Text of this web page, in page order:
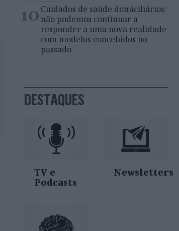
10 Cuidados de saúde domiciliários:
não podemos continuar a
responder a uma nova realidade
com modelos concebidos no
passado
DESTAQUES
TV e
Podcasts
Newsletters